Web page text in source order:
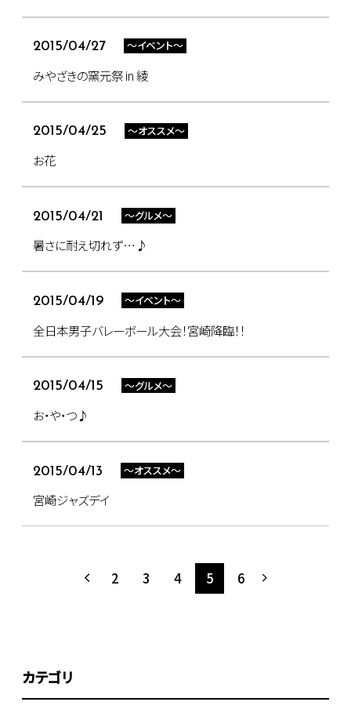
2015/04/27 ～イベント～
みやざきの窯元祭 in 綾
2015/04/25 ～オススメ～
お花
2015/04/21 ～グルメ～
暑さに耐え切れず…♪
2015/04/19 ～イベント～
全日本男子バレーボール大会！宮崎降臨！！
2015/04/15 ～グルメ～
お・や・つ♪
2015/04/13 ～オススメ～
宮崎ジャズデイ
2 3 4 5 6
カテゴリ